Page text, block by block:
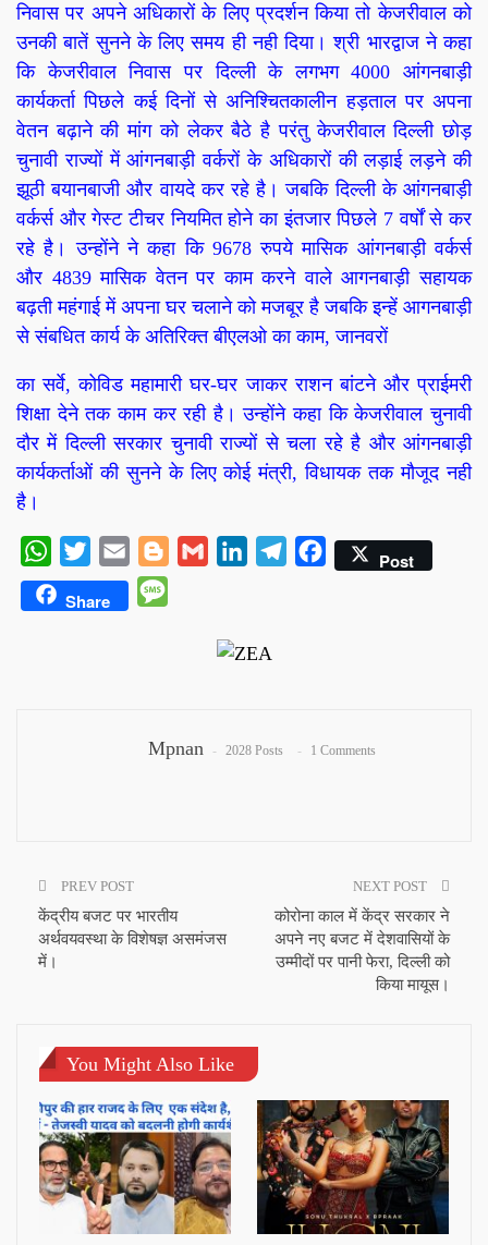
निवास पर अपने अधिकारों के लिए प्रदर्शन किया तो केजरीवाल को
उनकी बातें सुनने के लिए समय ही नही दिया। श्री भारद्वाज ने कहा
कि केजरीवाल निवास पर दिल्ली के लगभग4000 आंगनबाड़ी
कार्यकर्ता पिछले कई दिनों से अनिश्चितकालीन हड़ताल पर अपना
वेतन बढ़ाने की मांग को लेकर बैठे है परंतु केजरीवाल दिल्ली छोड़
चुनावी राज्यों में आंगनबाड़ी वर्करों के अधिकारों की लड़ाई लड़ने की
झूठी बयानबाजी और वायदे कर रहे है। जबकि दिल्ली के आंगनबाड़ी
वर्कर्स और गेस्ट टीचर नियमित होने का इंतजार पिछले 7वर्षों से कर
रहे है।उन्होंने ने कहा कि 9678रुपये मासिक आंगनबाड़ी वर्कर्स
और 4839मासिक वेतन पर काम करने वाले आगनबाड़ी सहायक
बढ़ती महंगाई में अपना घर चलाने को मजबूर है जबकि इन्हें आगनबाड़ी
से संबधित कार्य के अतिरिक्त बीएलओ का काम,जानवरों
का सर्वे,कोविड महामारी घर-घर जाकर राशन बांटने और प्राईमरी
शिक्षा देने तक काम कर रही है। उन्होंने कहा कि केजरीवाल चुनावी
दौर में दिल्ली सरकार चुनावी राज्यों से चला रहे है और आंगनबाड़ी
कार्यकर्ताओं की सुनने के लिए कोई मंत्री,विधायक तक मौजूद नही
है।
WhatsApp
Twitter Email BloggerGmail LinkedInTelegramFacebookPost
Share
Mpnan 2028 Posts 1 Comments
PREV POST
केंद्रीय बजट पर भारतीय
अर्थवयवस्था के विशेषज्ञ असमंजस
में।
NEXT POST
कोरोना काल में केंद्र सरकार ने
अपने नए बजट में देशवासियों के
उम्मीदों पर पानी फेरा, दिल्ली को
किया मायूस।
You Might Also Like